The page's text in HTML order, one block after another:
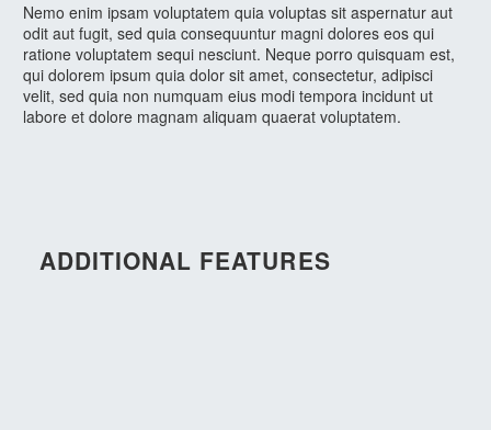
Nemo enim ipsam voluptatem quia voluptas sit aspernatur aut
odit aut fugit, sed quia consequuntur magni dolores eos qui
ratione voluptatem sequi nesciunt. Neque porro quisquam est,
qui dolorem ipsum quia dolor sit amet, consectetur, adipisci
velit, sed quia non numquam eius modi tempora incidunt ut
labore et dolore magnam aliquam quaerat voluptatem.
ADDITIONAL FEATURES